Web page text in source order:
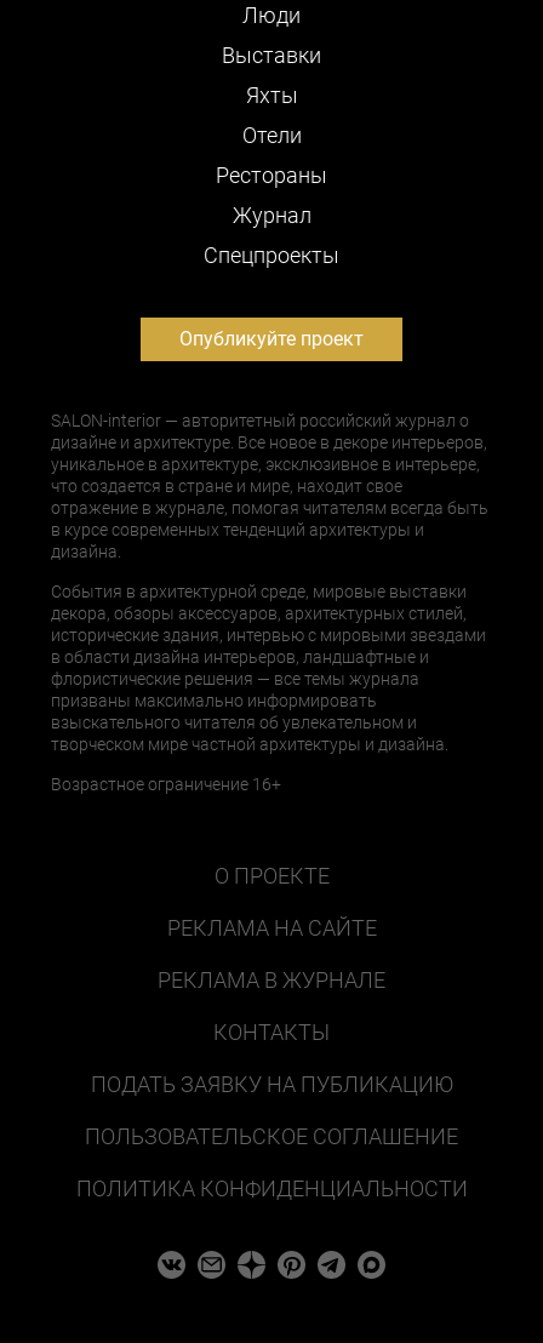
Люди
Выставки
Яхты
Отели
Рестораны
Журнал
Cпецпроекты
Опубликуйте проект
SALON-interior — авторитетный российский журнал о
дизайне и архитектуре. Все новое в декоре интерьеров,
уникальное в архитектуре, эксклюзивное в интерьере,
что создается в стране и мире, находит свое
отражение в журнале, помогая читателям всегда быть
в курсе современных тенденций архитектуры и
дизайна.
События в архитектурной среде, мировые выставки
декора, обзоры аксессуаров, архитектурных стилей,
исторические здания, интервью с мировыми звездами
в области дизайна интерьеров, ландшафтные и
флористические решения — все темы журнала
призваны максимально информировать
взыскательного читателя об увлекательном и
творческом мире частной архитектуры и дизайна.
Возрастное ограничение 16+
О ПРОЕКТЕ
РЕКЛАМА НА САЙТЕ
РЕКЛАМА В ЖУРНАЛЕ
КОНТАКТЫ
ПОДАТЬ ЗАЯВКУ НА ПУБЛИКАЦИЮ
ПОЛЬЗОВАТЕЛЬСКОЕ СОГЛАШЕНИЕ
ПОЛИТИКА КОНФИДЕНЦИАЛЬНОСТИ